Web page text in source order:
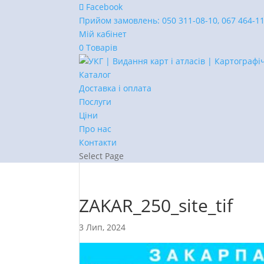
Facebook
Прийом замовлень:050 311-08-10, 067 464-
Мій кабінет
0 Товарів
Каталог
Доставка і оплата
Послуги
Ціни
Про нас
Контакти
Select Page
ZAKAR_250_site_tif
3 Лип, 2024